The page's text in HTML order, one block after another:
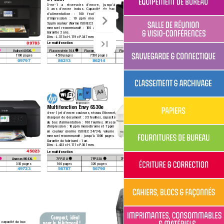
& Correction
Fournitures
Papiers
Sauvegarde & Connectique
Salle de Réunion & Visioconférence
Équipement de Bureau
Valise/405XL
1100 pages
09797
09783
7FP21U 7FP22U 7FP20U
160 pages
320 pages 120 pages 160 + 120 pages
56787 56790 56788 56789
Ananas/604XL
350 pages
49723
45023
capacité du bac
Multifonction Envy 6530e
4-en-1 jet d’encre couleurs, réseau Ethernet,
chargeur de document : 35 feuilles, capacité
du bac d’alimentation : 100 feuilles. Vitesse
d’impression : 10 ppm monochrome et 7 ppm
en couleur (norme ISO/IEC 24734),
volume
mensuel recommandé : jusqu’à 1000 pages.
Garantie du fabricant : 1 an.
Dim. : L.433 x H.171 x P.361 mm.
Le multifonction
56798
Flacon série 104 Flacon série 104 Flacon série 104
4500 pages 7500 pages 7500 pages 7500 pages
86213 86214 86215 86216
3-en-1 a réservoirs d’encre, jusqu’à
3 ans d’encre inclus. Capacité du bac
d’alimentation : 100 feuilles.
d’impression : 10 ppm monochrome et
5 ppm couleur (Norme ISO/IEC 24734).Volume
mensuel recommandé : 100 à 600 pages.
Garantie 2 ans.
Dim. : L.375 x H.179 x P.347 mm.
Le multifonction 58652
Compact, idéal